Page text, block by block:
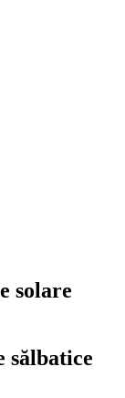
solare
sălbatice